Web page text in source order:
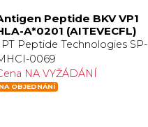
Peptide BKV VP1
A*0201 (AITEVECFL)
Peptide Technologies SP-
0069
NA VYŽÁDÁNÍ
NA OBJEDNÁNÍ